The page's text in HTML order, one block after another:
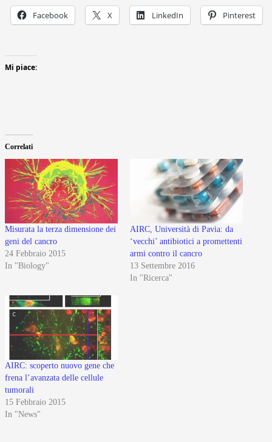
Facebook X LinkedIn Pinterest
Mi piace:
Correlati
Misurata la terza dimensione dei
geni del cancro
24 Febbraio 2015
In "Biology"
AIRC, Università di Pavia: da
‘vecchi’ antibiotici a promettenti
armi contro il cancro
13 Settembre 2016
In "Ricerca"
AIRC: scoperto nuovo gene che
frena l’avanzata delle cellule
tumorali
15 Febbraio 2015
In "News"